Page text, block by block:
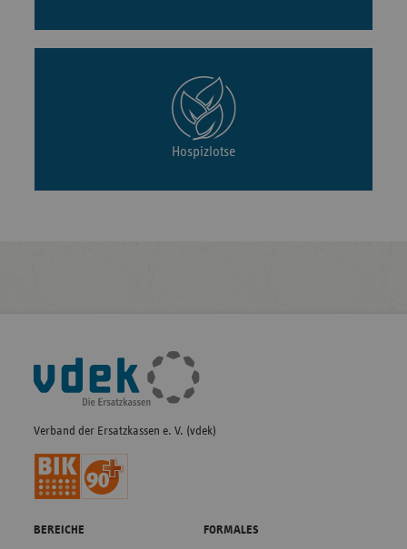
Hospizlotse
Fußleisten-
Navigation
Verband der Ersatzkassen e. V. (vdek)
BEREICHE FORMALES